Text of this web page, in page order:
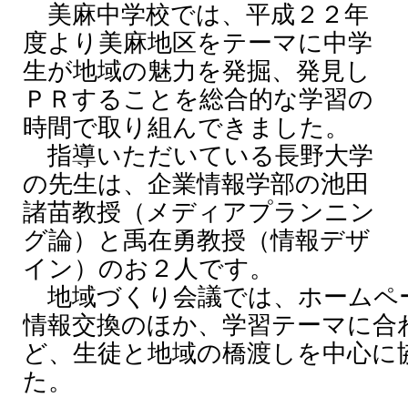
美麻中学校では、平成２２年
度より美麻地区をテーマに中学
生が地域の魅力を発掘、発見し
ＰＲすることを総合的な学習の
時間で取り組んできました。
指導いただいている長野大学
の先生は、企業情報学部の池田
諸苗教授（メディアプランニン
グ論）と禹在勇教授（情報デザ
イン）のお２人です。
地域づくり会議では、ホームペ
情報交換のほか、学習テーマに
ど、生徒と地域の橋渡しを中心
た。